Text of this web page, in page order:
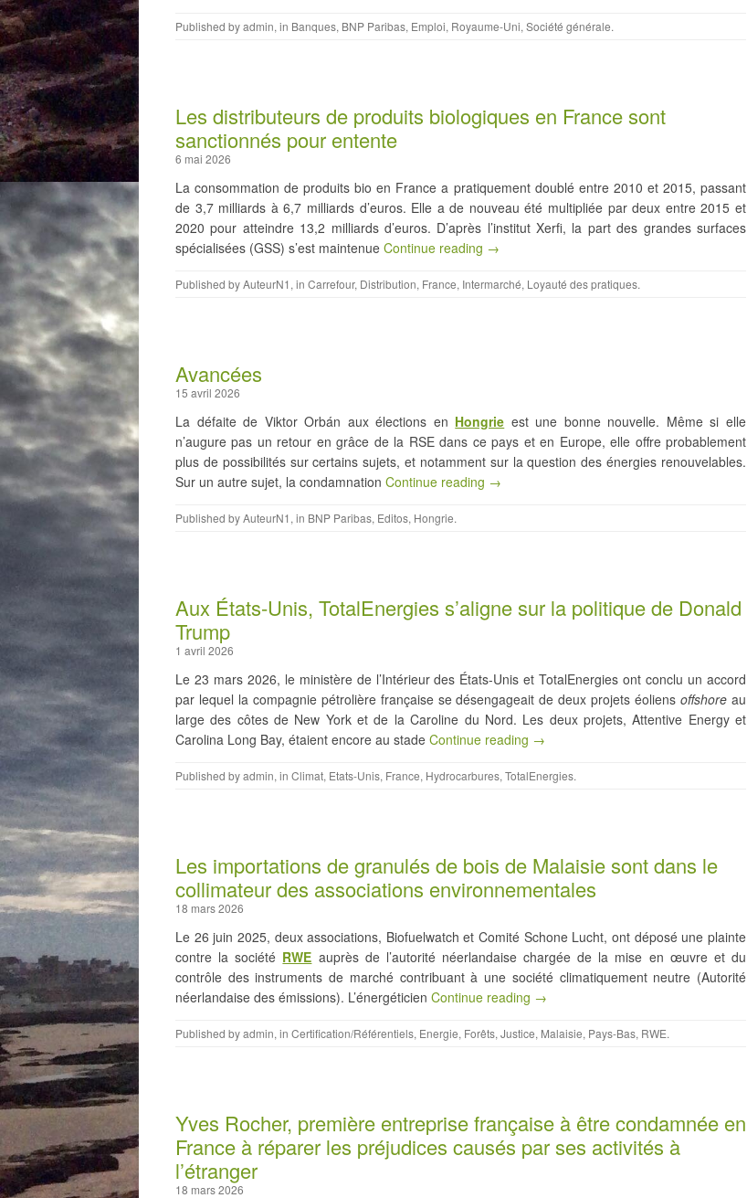
Published byadmin, in Banques, BNP Paribas, Emploi, Royaume-Uni, Société générale.
Les distributeurs de produits biologiques en France sont
sanctionnés pour entente
6 mai 2026
La consommation de produits bio en France a pratiquement doublé entre 2010 et 2015, passant
de 3,7 milliards à 6,7 milliards d’euros. Elle a de nouveau été multipliée par deux entre 2015 et
2020 pour atteindre 13,2 milliards d’euros. D’après l’institut Xerfi, la part des grandes surfaces
spécialisées (GSS) s’est maintenue Continue reading →
Published byAuteurN1 , in Carrefour, Distribution, France, Intermarché, Loyauté des pratiques.
Avancées
15 avril 2026
La défaite de Viktor Orbán aux élections en Hongrie est une bonne nouvelle. Même si elle
n’augure pas un retour en grâce de la RSE dans ce pays et en Europe, elle offre probablement
plus de possibilités sur certains sujets, et notamment sur la question des énergies renouvelables.
Sur un autre sujet, la condamnation Continue reading →
Published byAuteurN1 , in BNP Paribas, Editos, Hongrie.
Aux États-Unis, TotalEnergies s’aligne sur la politique de Donald
Trump
1 avril 2026
Le 23 mars 2026, le ministère de l’Intérieur des États-Unis et TotalEnergies ont conclu un accord
par lequel la compagnie pétrolière française se désengageait de deux projets éoliensoffshore au
large des côtes de New York et de la Caroline du Nord. Les deux projets, Attentive Energy et
Carolina Long Bay, étaient encore au stade Continue reading →
Published byadmin, in Climat, Etats-Unis, France, Hydrocarbures, TotalEnergies.
Les importations de granulés de bois de Malaisie sont dans le
collimateur des associations environnementales
18 mars 2026
Le 26 juin 2025, deux associations, Biofuelwatch et Comité Schone Lucht, ont déposé une plainte
contre la société RWE auprès de l’autorité néerlandaise chargée de la mise en œuvre et du
contrôle des instruments de marché contribuant à une société climatiquement neutre (Autorité
néerlandaise des émissions). L’énergéticien Continue reading →
Published byadmin, in Certification/Référentiels, Energie, Forêts, Justice, Malaisie, Pays-Bas, RWE.
Yves Rocher, première entreprise française à être condamnée en
France à réparer les préjudices causés par ses activités à
l’étranger
18 mars 2026